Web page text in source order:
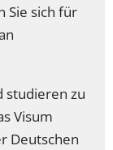
Sie sich für
studieren zu
Visum
Deutschen